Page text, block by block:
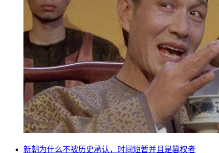
新朝为什么不被历史承认，时间短暂并且是篡权者